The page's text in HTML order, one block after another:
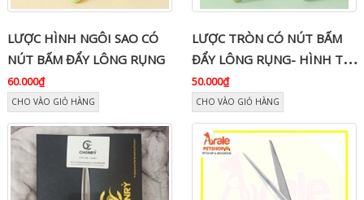
LƯỢC HÌNH NGÔI SAO CÓ
NÚT BẤM ĐẨY LÔNG RỤNG
60.000₫
CHO VÀO GIỎ HÀNG
LƯỢC TRÒN CÓ NÚT BẤM
ĐẨY LÔNG RỤNG- HÌNH TAI
MÈO
50.000₫
CHO VÀO GIỎ HÀNG